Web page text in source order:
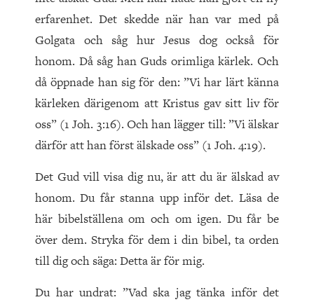
erfarenhet. Det skedde när han var med på
Golgata och såg hur Jesus dog också för
honom. Då såg han Guds orimliga kärlek. Och
då öppnade han sig för den: ”Vi har lärt känna
kärleken därigenom att Kristus gav sitt liv för
oss” (1 Joh. 3:16). Och han lägger till: ”Vi älskar
därför att han först älskade oss” (1 Joh. 4:19).
Det Gud vill visa dig nu, är att du är älskad av
honom. Du får stanna upp inför det. Läsa de
här bibelställena om och om igen. Du får be
över dem. Stryka för dem i din bibel, ta orden
till dig och säga: Detta är för mig.
Du har undrat: ”Vad ska jag tänka inför det